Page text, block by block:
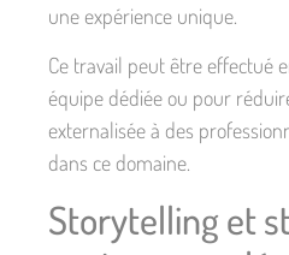
une expérience unique.
Ce travail peut être effectué
équipe dédiée ou pour
externalisée à des
dans ce domaine.
Storytelling et